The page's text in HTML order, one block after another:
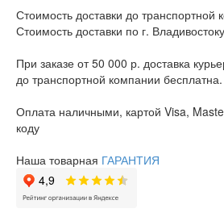
Стоимость доставки до транспортной
Стоимость доставки по г.
При заказе от 50 000 р. доставка
до транспортной компании бесплатна.
Оплата наличными, картой Visa,
коду
Наша товарная ГАРАНТИЯ